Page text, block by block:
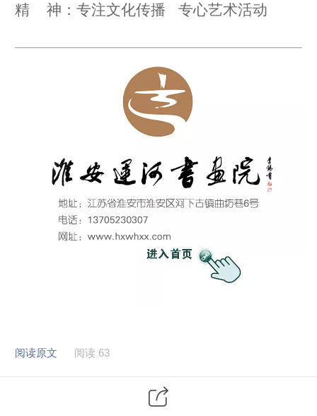
精 神：专注文化传播 专心艺术活动
阅读原文 阅读 63